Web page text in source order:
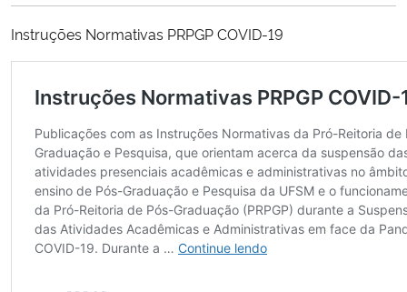
Ministério do Meio Ambiente
Controladoria-Geral da União
Ministério da Mulher, da Família e dos Direitos Humanos
Instruções Normativas PRPGP COVID-19